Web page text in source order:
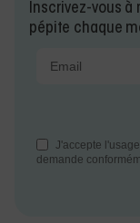
Inscrivez-vous à
pépite chaque